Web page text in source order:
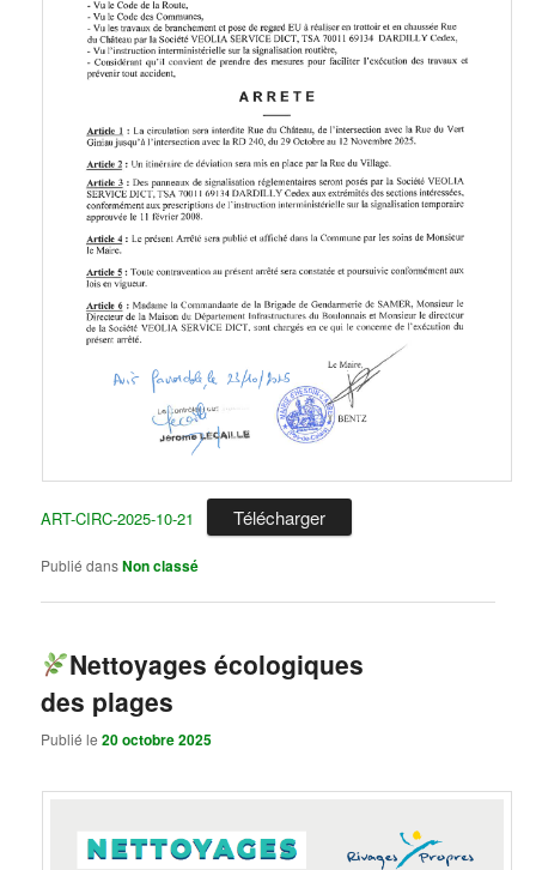
ART-CIRC-2025-10-21 Télécharger
Publié dansNon classé
Nettoyages écologiques
des plages
Publié le20 octobre 2025